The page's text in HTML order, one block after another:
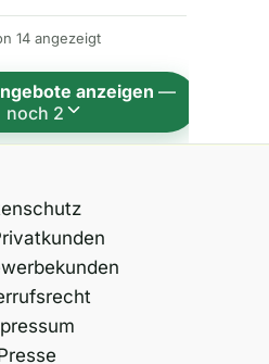
a
t
i
14 angezeigt
anzeigen—
noch 2